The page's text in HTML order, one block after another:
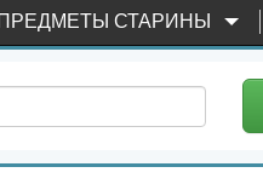
СТАРИНЫ